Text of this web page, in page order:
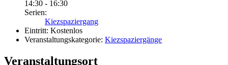
14:30 - 16:30
Serien:
Kiezspaziergang
Eintritt: Kostenlos
Veranstaltungskategorie: Kiezspaziergänge
Veranstaltungsort